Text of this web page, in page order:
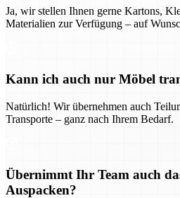
Ja, wir stellen Ihnen gerne Kartons,
Materialien zur Verfügung – auf
Kann ich auch nur Möbel
Natürlich! Wir übernehmen auch
Transporte – ganz nach Ihrem Bedarf.
Übernimmt Ihr Team auch
Auspacken?